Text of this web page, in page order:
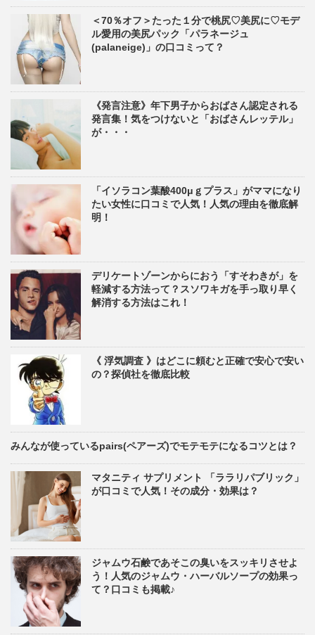
＜70％オフ＞たった１分で桃尻♡美尻に♡モデ
ル愛用の美尻パック「パラネージュ
(palaneige)」の口コミって？
《発言注意》年下男子からおばさん認定される
発言集！気をつけないと「おばさんレッテル」
が・・・
「イソラコン葉酸400μｇプラス」がママになり
たい女性に口コミで人気！人気の理由を徹底解
明！
デリケートゾーンからにおう「すそわきが」を
軽減する方法って？スソワキガを手っ取り早く
解消する方法はこれ！
《 浮気調査 》はどこに頼むと正確で安心で安い
の？探偵社を徹底比較
みんなが使っているpairs(ペアーズ)でモテモテになるコツとは？
マタニティ サプリメント 「ララリパブリック」
が口コミで人気！その成分・効果は？
ジャムウ石鹸であそこの臭いをスッキリさせよ
う！人気のジャムウ・ハーバルソープの効果っ
て？口コミも掲載♪